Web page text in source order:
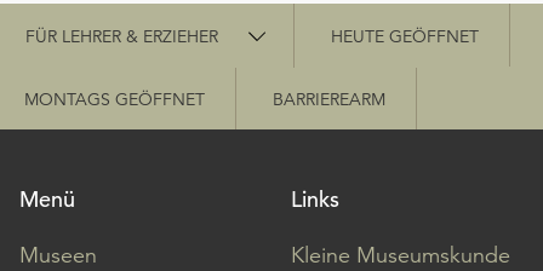
Schnellzugriff
FÜR LEHRER & ERZIEHER HEUTE GEÖFFNET
MONTAGS GEÖFFNET BARRIEREARM
Menü
Museen
Links
Kleine Museumskunde